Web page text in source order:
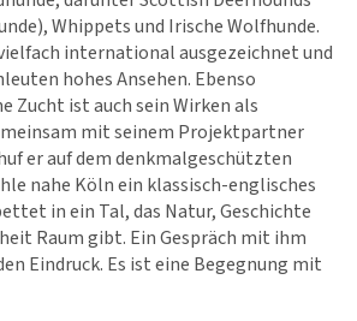
Whippets und Irische Wolfhunde.
international ausgezeichnet und
hohes Ansehen. Ebenso
Zucht ist auch sein Wirken als
mit seinem Projektpartner
er auf dem denkmalgeschützten
nahe Köln ein klassisch-englisches
in ein Tal, das Natur, Geschichte
Raum gibt. Ein Gespräch mit ihm
Eindruck. Es ist eine Begegnung mit